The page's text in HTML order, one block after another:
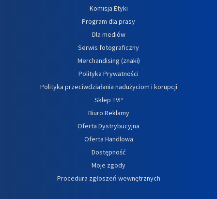
Komisja Etyki
Program dla prasy
Dla mediów
Serwis fotograficzny
Merchandising (znaki)
Polityka Prywatności
Polityka przeciwdziałania nadużyciom i korupcji
Sklep TVP
Biuro Reklamy
Oferta Dystrybucyjna
Oferta Handlowa
Dostępność
Moje zgody
Procedura zgłoszeń wewnętrznych